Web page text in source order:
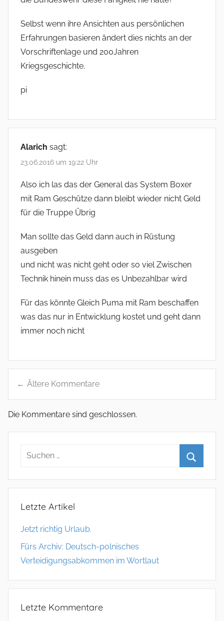
a
v
a
i
o
n
Selbst wenn ihre Ansichten aus persönlichen
Erfahrungen basieren ändert dies nichts an der
Vorschriftenlage und 200Jahren
Kriegsgeschichte.
pi
Alarich sagt:
23.06.2016 um 19:22 Uhr
Also ich las das der General das System Boxer
mit Ram Geschütze dann bleibt wieder nicht Geld
für die Truppe Übrig
Man sollte das Geld dann auch in Rüstung
ausgeben
und nicht was nicht geht oder so viel Zwischen
Technik hinein muss das es Unbezahlbar wird
Für das könnte Gleich Puma mit Ram beschaffen
was das nur in Entwicklung kostet und geht dann
immer noch nicht
K
o
m
m
n
t
a
r
n
a
Ältere Kommentare
Die Kommentare sind geschlossen.
Letzte Artikel
Jetzt richtig Urlaub.
Fürs Archiv: Deutsch-polnisches
Verteidigungsabkommen im Wortlaut
Letzte Kommentare